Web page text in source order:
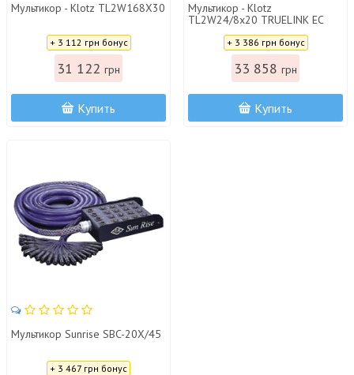
Мультикор - Klotz TL2W168X30
+ 3 112 грн бонус
31 122 грн
Купить
Мультикор - Klotz
TL2W24/8x20 TRUELINK EC
+ 3 386 грн бонус
33 858 грн
Купить
Мультикор Sunrise SBC-20X/45
+ 3 467 грн бонус